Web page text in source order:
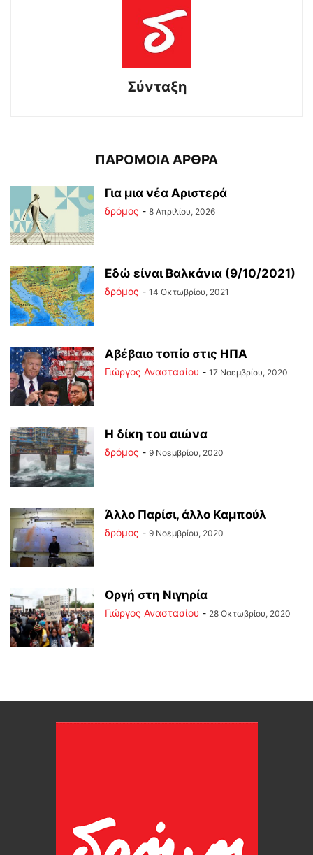
Σύνταξη
ΠΑΡΟΜΟΙΑ ΑΡΘΡΑ
Για μια νέα Αριστερά
δρόμος - 8 Απριλίου, 2026
Εδώ είναι Βαλκάνια (9/10/2021)
δρόμος - 14 Οκτωβρίου, 2021
Αβέβαιο τοπίο στις ΗΠΑ
Γιώργος Αναστασίου - 17 Νοεμβρίου, 2020
Η δίκη του αιώνα
δρόμος - 9 Νοεμβρίου, 2020
Άλλο Παρίσι, άλλο Καμπούλ
δρόμος - 9 Νοεμβρίου, 2020
Οργή στη Νιγηρία
Γιώργος Αναστασίου - 28 Οκτωβρίου, 2020